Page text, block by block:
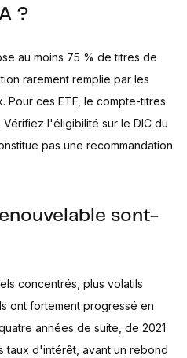
?
au moins 75 % de titres de
rarement remplie par les
Pour ces ETF, le compte-titres
l'éligibilité sur le DIC du
pas une recommandation
sont-
concentrés, plus volatils
ont fortement progressé en
années de suite, de 2021
taux d'intérêt, avant un rebond